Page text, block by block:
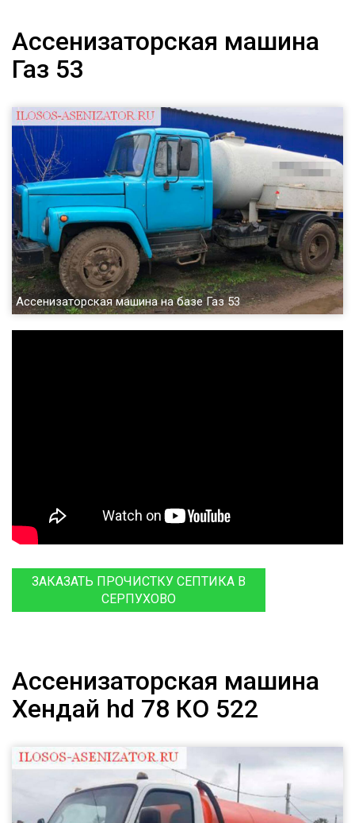
Ассенизаторская машина
Газ 53
Ассенизаторская машина на базе Газ 53
ЗАКАЗАТЬ ПРОЧИСТКУ СЕПТИКА В
СЕРПУХОВО
Ассенизаторская машина
Хендай hd 78 КО 522